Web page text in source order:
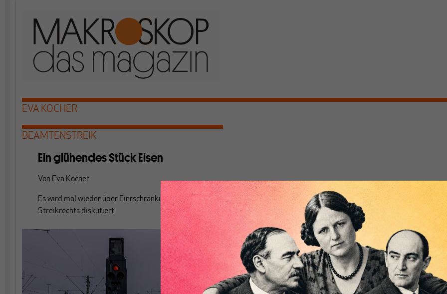
EVA KOCHER
BEAMTENSTREIK
Ein glühendes Stück Eisen
Von Eva Kocher
Es wird mal wieder über Einrschränkungen des
Streikrechts diskutiert.